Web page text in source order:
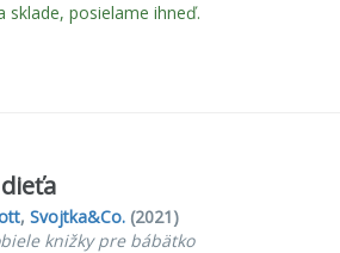
cestovateľských príbehov s množstvom
sklade, posielame ihneď.
, Svojtka&Co.(2021)
knižky pre bábätko